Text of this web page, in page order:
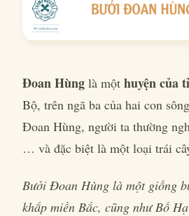
Đoan Hùng là một huyện của
Bộ, trên ngã ba của hai con
Đoan Hùng, người ta thường
… và đặc biệt là một loại trái
Bưởi Đoan Hùng là một giống
khắp miền Bắc, cũng như Bố